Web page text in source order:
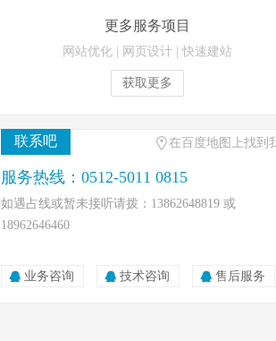
更多服务项目
网站优化 网页设计 快速建站
获取更多
联系吧 在百度地图上找到
服务热线：0512-5011 0815
如遇占线或暂未接听请拨：13862648819 或
18962646460
业务咨询 技术咨询 售后服务